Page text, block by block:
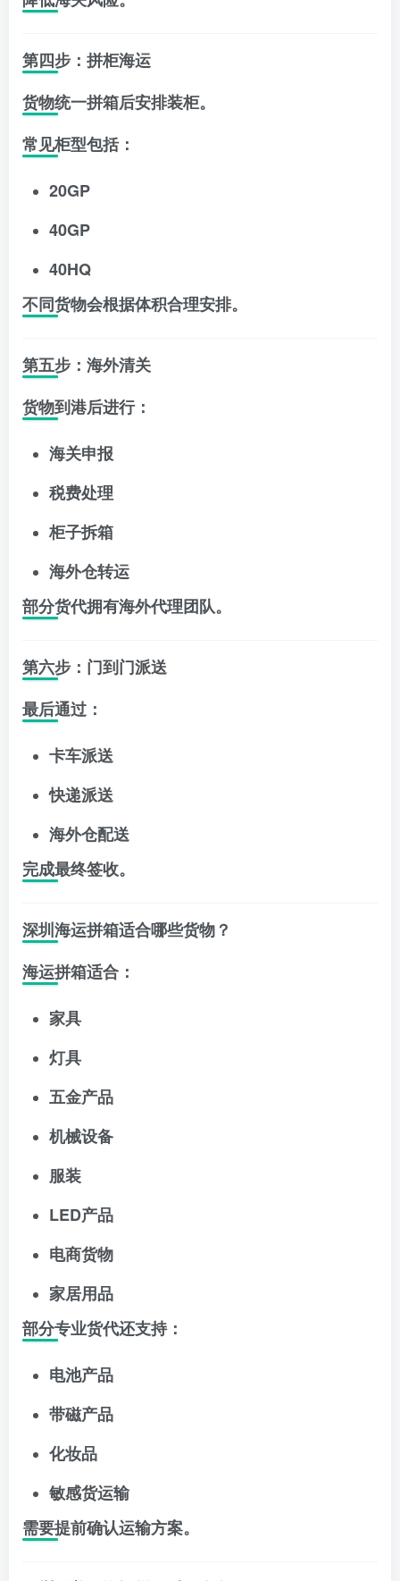
第四步：拼柜海运
货物统一拼箱后安排装柜。
常见柜型包括：
20GP
40GP
40HQ
不同货物会根据体积合理安排。
第五步：海外清关
货物到港后进行：
海关申报
税费处理
柜子拆箱
海外仓转运
部分货代拥有海外代理团队。
第六步：门到门派送
最后通过：
卡车派送
快递派送
海外仓配送
完成最终签收。
深圳海运拼箱适合哪些货物？
海运拼箱适合：
家具
灯具
五金产品
机械设备
服装
LED产品
电商货物
家居用品
部分专业货代还支持：
电池产品
带磁产品
化妆品
敏感货运输
需要提前确认运输方案。